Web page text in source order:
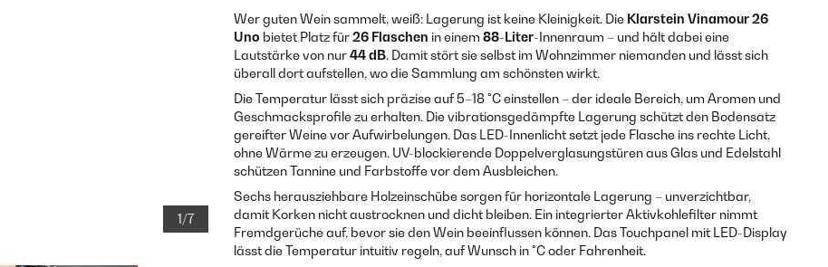
1/7
Wer guten Wein sammelt, weiß: Lagerung ist keine Kleinigkeit. Die Klarstein Vinamour 26
Uno bietet Platz für26 Flaschen in einem 88-Liter-Innenraum – und hält dabei eine
Lautstärke von nur44 dB. Damit stört sie selbst im Wohnzimmer niemanden und lässt sich
überall dort aufstellen, wo die Sammlung am schönsten wirkt.
Die Temperatur lässt sich präzise auf 5–18 °C einstellen – der ideale Bereich, um Aromen und
Geschmacksprofile zu erhalten. Die vibrationsgedämpfte Lagerung schützt den Bodensatz
gereifter Weine vor Aufwirbelungen. Das LED-Innenlicht setzt jede Flasche ins rechte Licht,
ohne Wärme zu erzeugen. UV-blockierende Doppelverglasungstüren aus Glas und Edelstahl
schützen Tannine und Farbstoffe vor dem Ausbleichen.
Sechs herausziehbare Holzeinschübe sorgen für horizontale Lagerung – unverzichtbar,
damit Korken nicht austrocknen und dicht bleiben. Ein integrierter Aktivkohlefilter nimmt
Fremdgerüche auf, bevor sie den Wein beeinflussen können. Das Touchpanel mit LED-Display
lässt die Temperatur intuitiv regeln, auf Wunsch in °C oder Fahrenheit.